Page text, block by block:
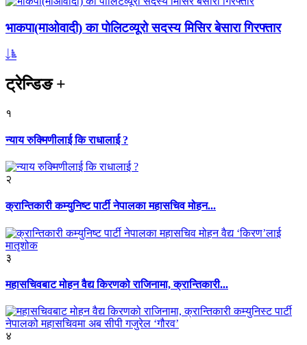
भाकपा(माओवादी) का पोलिटव्यूरो सदस्य मिसिर बेसारा गिरफ्तार
ट्रेन्डिङ+
१
न्याय रुक्मिणीलाई कि राधालाई ?
२
क्रान्तिकारी कम्युनिष्ट पार्टी नेपालका महासचिव मोहन...
३
महासचिवबाट मोहन वैद्य किरणको राजिनामा, क्रान्तिकारी...
४